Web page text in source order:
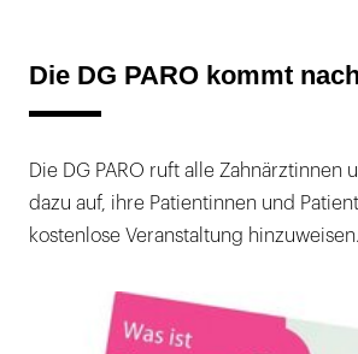
Die DG PARO kommt
Die DG PARO ruft alle Zahnärztinnen
dazu auf, ihre Patientinnen und
kostenlose Veranstaltung hinzuweisen.